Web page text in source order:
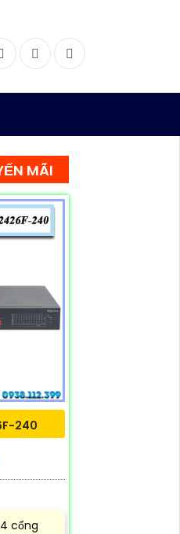
Twitter InstagramDribbble
MÃI
240
cổng